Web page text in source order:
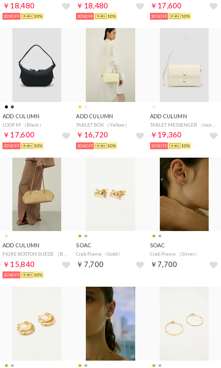
￥18,480
20%OFF 10%
￥18,480
20%OFF 10%
￥17,600
20%OFF 10%
ADD CULUMN
LOOP M （Black）
￥17,600
20%OFF 10%
ADD CULUMN
TABLET BOX （Yellow）
￥16,720
20%OFF 10%
ADD CULUMN
TABLET MESSENGER （Ivory）
￥19,360
20%OFF 10%
ADD CULUMN
￥15,840
20%OFF 10%
SOAC
Crab Pierce （Gold）
￥7,700
SOAC
Crab Pierce （Silver）
￥7,700